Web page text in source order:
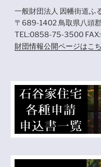
一般財団法人 因幡街道ふ
〒689-1402 鳥取県八頭
TEL:0858-75-3500
財団情報公開ページはこ